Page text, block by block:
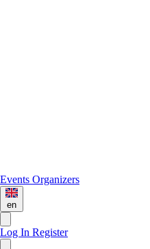
Events Organizers
en
Log In Register